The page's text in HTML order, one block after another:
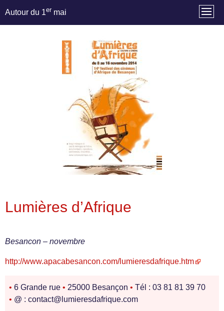
Autour du 1er mai
Lumières d’Afrique
Besancon – novembre
http://www.apacabesancon.com/lumieresdafrique.htm
• 6 Grande rue • 25000 Besançon • Tél : 03 81 81 39 70
• @ : contact@lumieresdafrique.com